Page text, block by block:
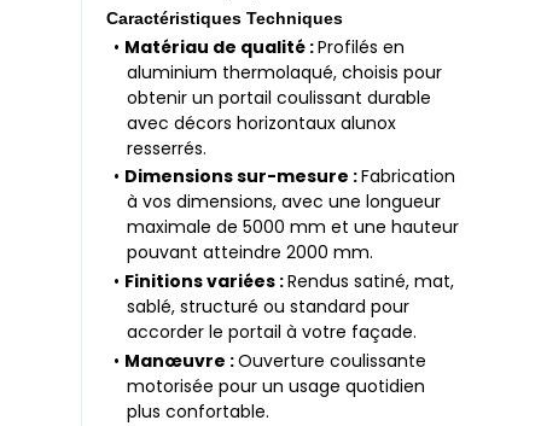
Caractéristiques Techniques
• Matériau de qualité :Profilés en
aluminium thermolaqué, choisis pour
obtenir un portail coulissant durable
avec décors horizontaux alunox
resserrés.
• Dimensions sur-mesure :Fabrication
à vos dimensions, avec une longueur
maximale de 5000 mm et une hauteur
pouvant atteindre 2000 mm.
• Finitions variées :Rendus satiné, mat,
sablé, structuré ou standard pour
accorder le portail à votre façade.
• Manœuvre :Ouverture coulissante
motorisée pour un usage quotidien
plus confortable.